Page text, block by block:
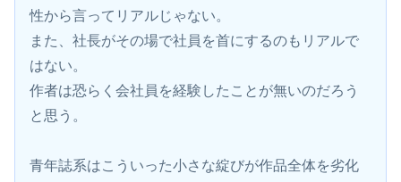
性から言ってリアルじゃない。
また、社長がその場で社員を首にするのもリアルで
はない。
作者は恐らく会社員を経験したことが無いのだろう
と思う。
青年誌系はこういった小さな綻びが作品全体を劣化